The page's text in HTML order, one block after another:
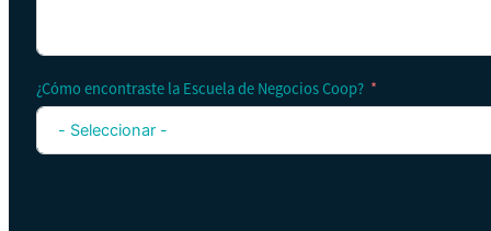
¿Cómo encontraste la Escuela de Negocios Coop?